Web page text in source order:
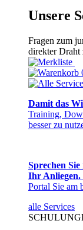
Unsere
Fragen zum
direkter Draht
Damit das
Training,
besser zu
Sprechen
Ihr Anliegen.
Portal Sie am
alle Services